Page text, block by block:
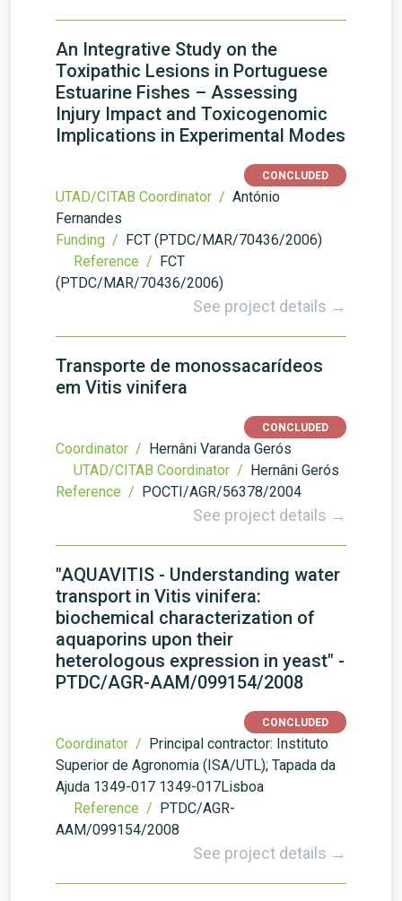
An Integrative Study on the
Toxipathic Lesions in Portuguese
Estuarine Fishes – Assessing
Injury Impact and Toxicogenomic
Implications in Experimental Modes
CONCLUDED
UTAD/CITAB Coordinator / António
Fernandes
Funding / FCT (PTDC/MAR/70436/2006)
Reference / FCT
(PTDC/MAR/70436/2006)
See project details →
Transporte de monossacarídeos
em Vitis vinifera
CONCLUDED
Coordinator / Hernâni Varanda Gerós
UTAD/CITAB Coordinator / Hernâni Gerós
Reference / POCTI/AGR/56378/2004
See project details →
"AQUAVITIS - Understanding water
transport in Vitis vinifera:
biochemical characterization of
aquaporins upon their
heterologous expression in yeast" -
PTDC/AGR-AAM/099154/2008
CONCLUDED
Coordinator / Principal contractor: Instituto
Superior de Agronomia (ISA/UTL); Tapada da
Ajuda 1349-017 1349-017Lisboa
Reference / PTDC/AGR-
AAM/099154/2008
See project details →